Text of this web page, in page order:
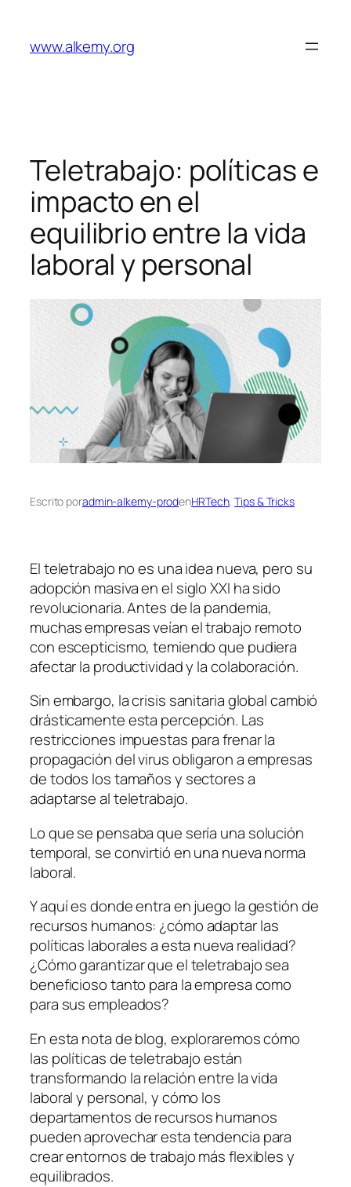
contenido
www.alkemy.org
Teletrabajo: políticas e
impacto en el
equilibrio entre la vida
laboral y personal
Escrito poradmin-alkemy-prodenHRTech, Tips & Tricks
El teletrabajo no es una idea nueva, pero su
adopción masiva en el siglo XXI ha sido
revolucionaria. Antes de la pandemia,
muchas empresas veían el trabajo remoto
con escepticismo, temiendo que pudiera
afectar la productividad y la colaboración.
Sin embargo, la crisis sanitaria global cambió
drásticamente esta percepción. Las
restricciones impuestas para frenar la
propagación del virus obligaron a empresas
de todos los tamaños y sectores a
adaptarse al teletrabajo.
Lo que se pensaba que sería una solución
temporal, se convirtió en una nueva norma
laboral.
Y aquí es donde entra en juego la gestión de
recursos humanos: ¿cómo adaptar las
políticas laborales a esta nueva realidad?
¿Cómo garantizar que el teletrabajo sea
beneficioso tanto para la empresa como
para sus empleados?
En esta nota de blog, exploraremos cómo
las políticas de teletrabajo están
transformando la relación entre la vida
laboral y personal, y cómo los
departamentos de recursos humanos
pueden aprovechar esta tendencia para
crear entornos de trabajo más flexibles y
equilibrados.